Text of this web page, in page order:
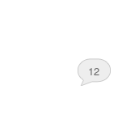
12